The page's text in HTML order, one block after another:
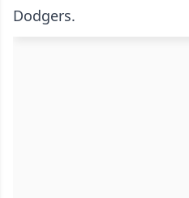
Dodgers.